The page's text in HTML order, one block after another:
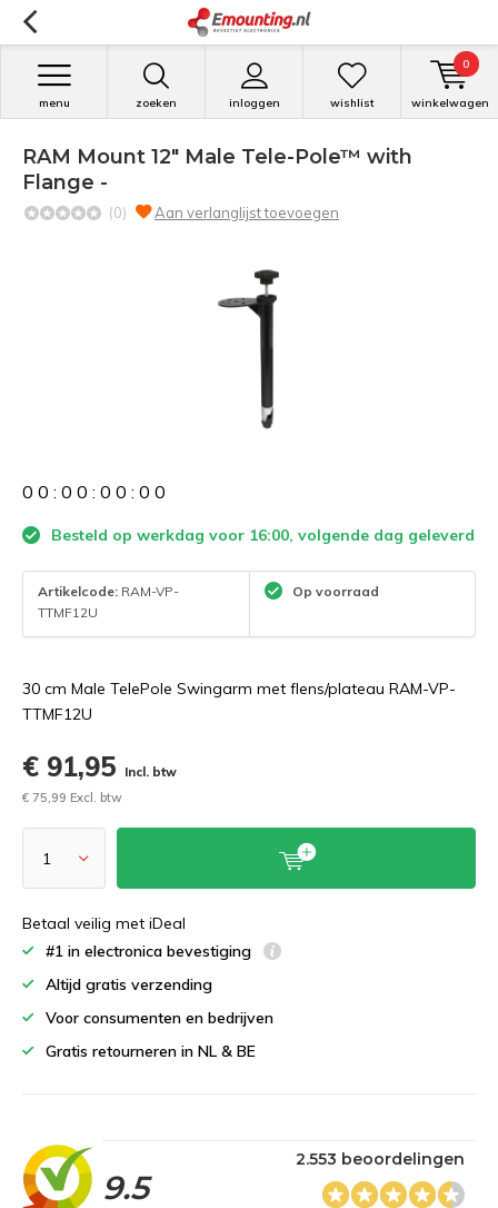
zoeken inloggen
menu wishlist winkelwagen
0
RAM Mount 12" Male Tele-Pole™ with
Flange -
(0) Aan verlanglijst toevoegen
0 0 : 0 0 : 0 0 : 0 0
Besteld op werkdag voor 16:00, volgende dag geleverd
Artikelcode: RAM-VP-
TTMF12U
Op voorraad
30 cm Male TelePole Swingarm met flens/plateau RAM-VP-
TTMF12U
€ 91,95
Incl. btw
€ 75,99 Excl. btw
Betaal veilig met iDeal
#1 in electronica bevestiging
Altijd gratis verzending
Voor consumenten en bedrijven
Gratis retourneren in NL & BE
9.5
2.553 beoordelingen